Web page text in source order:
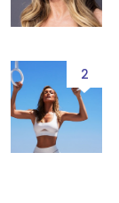
2